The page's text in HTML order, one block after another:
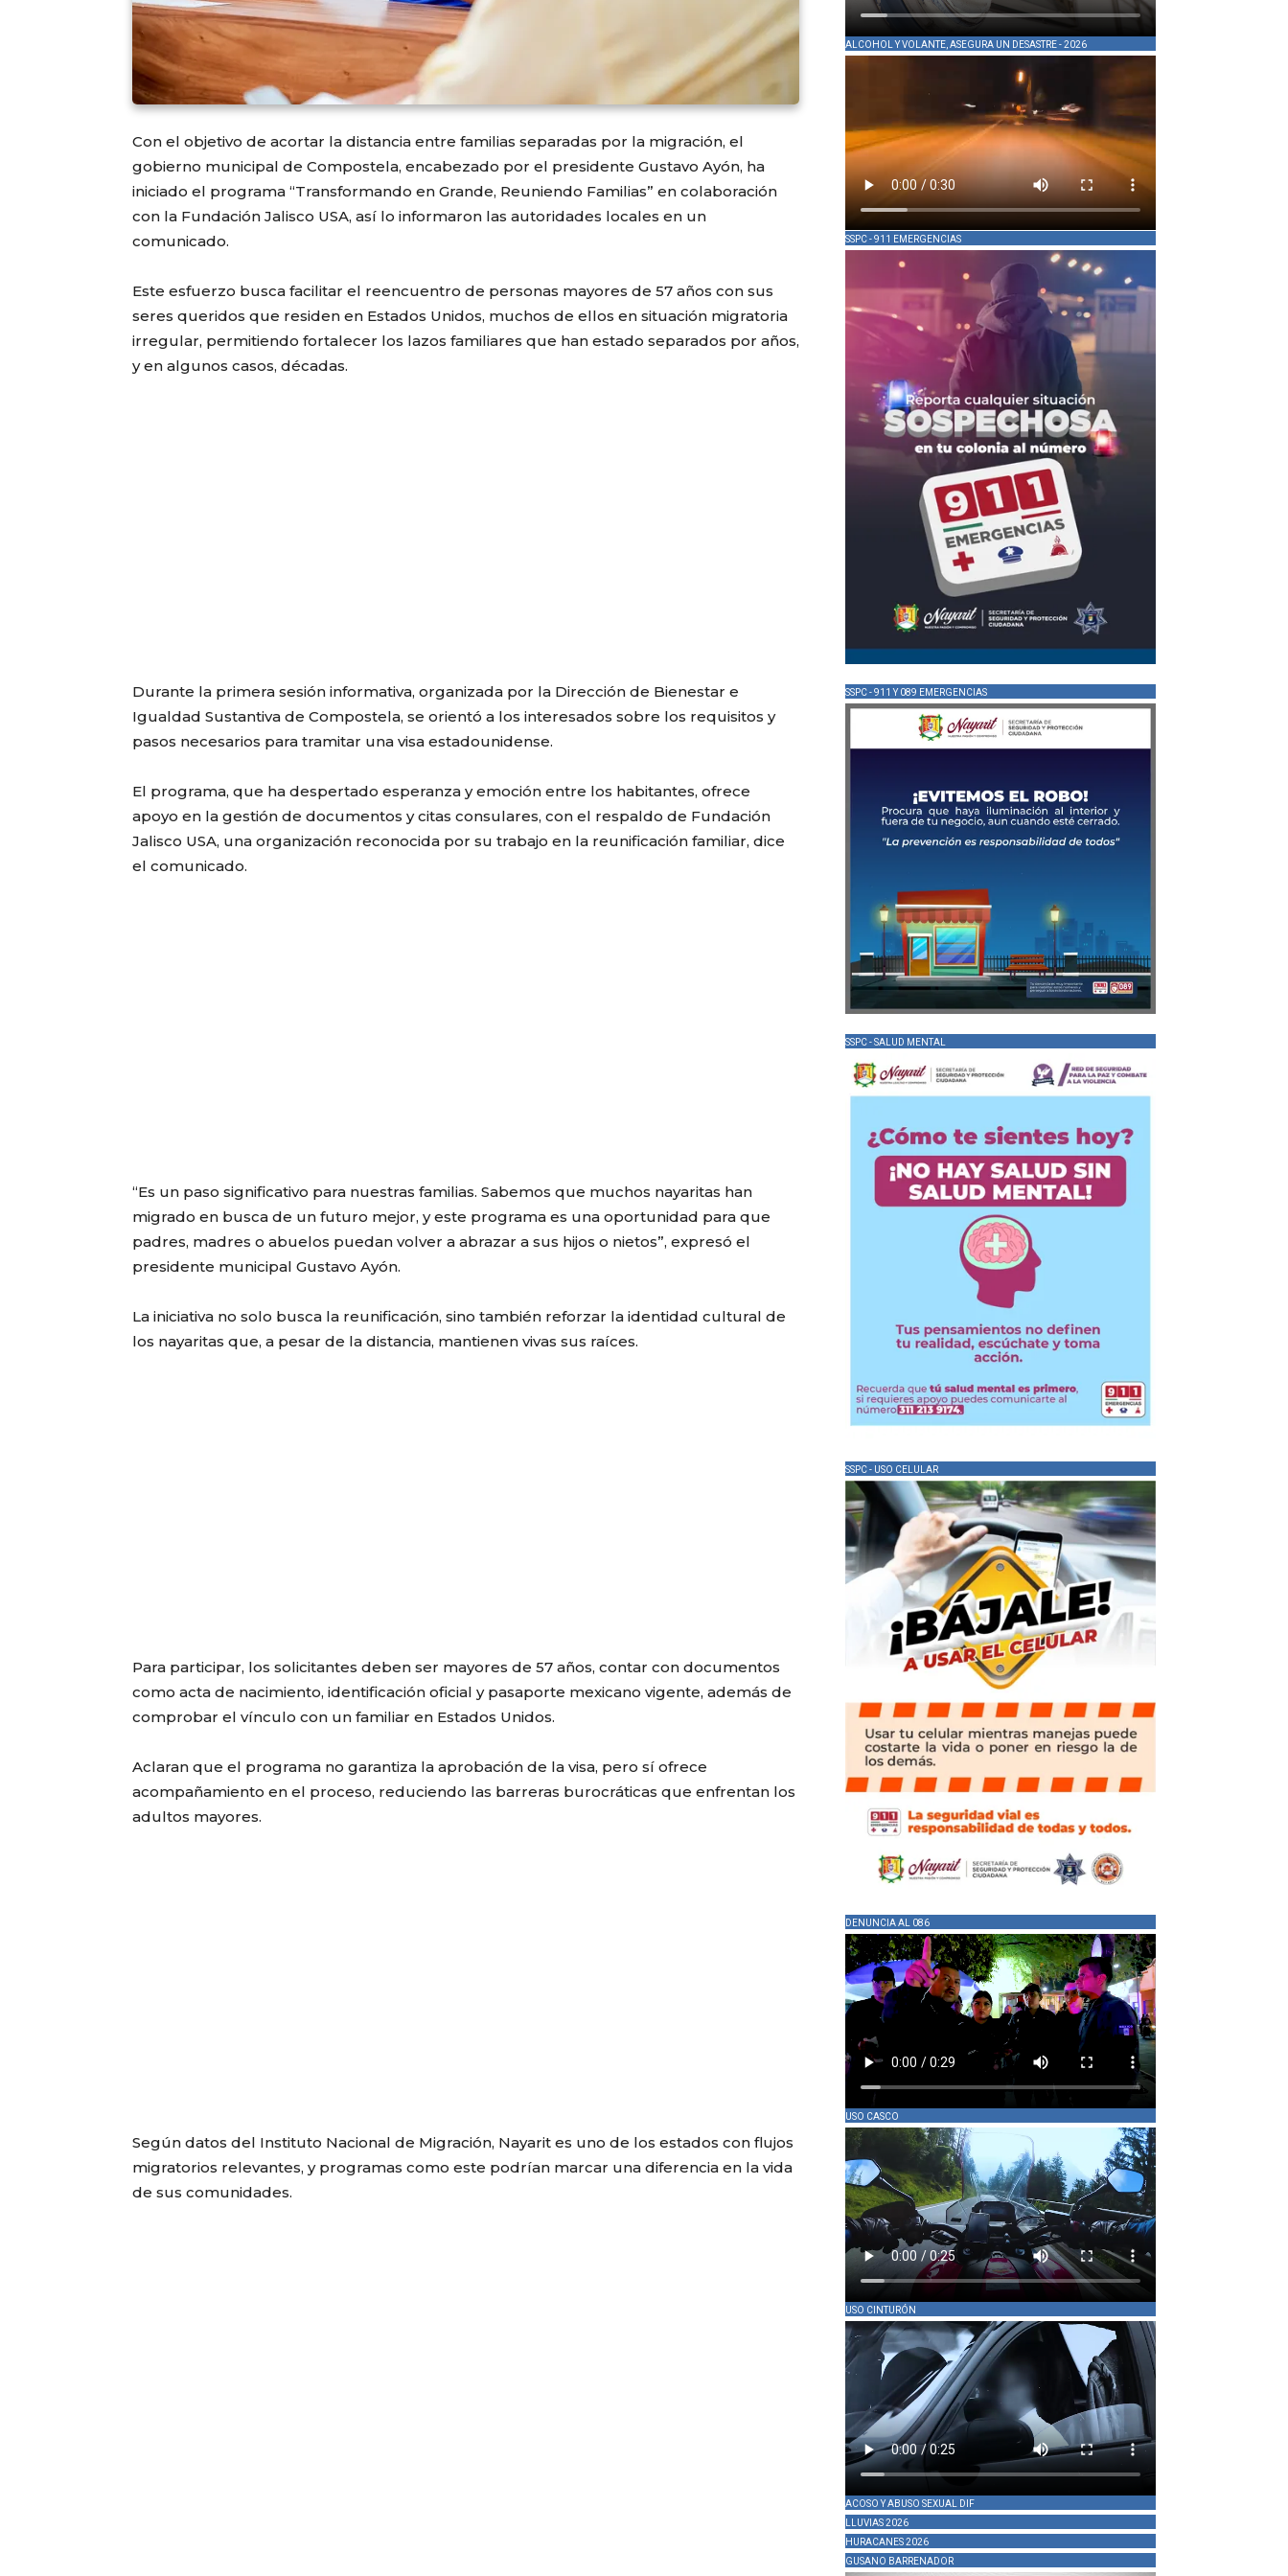
Con el objetivo de acortar la distancia entre familias separadas por la migración, el
gobierno municipal de Compostela, encabezado por el presidente Gustavo Ayón, ha
iniciado el programa “Transformando en Grande, Reuniendo Familias” en colaboración
con la Fundación Jalisco USA, así lo informaron las autoridades locales en un
comunicado.
Este esfuerzo busca facilitar el reencuentro de personas mayores de 57 años con sus
seres queridos que residen en Estados Unidos, muchos de ellos en situación migratoria
irregular, permitiendo fortalecer los lazos familiares que han estado separados por años,
y en algunos casos, décadas.
Durante la primera sesión informativa, organizada por la Dirección de Bienestar e
Igualdad Sustantiva de Compostela, se orientó a los interesados sobre los requisitos y
pasos necesarios para tramitar una visa estadounidense.
El programa, que ha despertado esperanza y emoción entre los habitantes, ofrece
apoyo en la gestión de documentos y citas consulares, con el respaldo de Fundación
Jalisco USA, una organización reconocida por su trabajo en la reunificación familiar, dice
el comunicado.
“Es un paso significativo para nuestras familias. Sabemos que muchos nayaritas han
migrado en busca de un futuro mejor, y este programa es una oportunidad para que
padres, madres o abuelos puedan volver a abrazar a sus hijos o nietos”, expresó el
presidente municipal Gustavo Ayón.
La iniciativa no solo busca la reunificación, sino también reforzar la identidad cultural de
los nayaritas que, a pesar de la distancia, mantienen vivas sus raíces.
Para participar, los solicitantes deben ser mayores de 57 años, contar con documentos
como acta de nacimiento, identificación oficial y pasaporte mexicano vigente, además de
comprobar el vínculo con un familiar en Estados Unidos.
Aclaran que el programa no garantiza la aprobación de la visa, pero sí ofrece
acompañamiento en el proceso, reduciendo las barreras burocráticas que enfrentan los
adultos mayores.
Según datos del Instituto Nacional de Migración, Nayarit es uno de los estados con flujos
migratorios relevantes, y programas como este podrían marcar una diferencia en la vida
de sus comunidades.
ALCOHOL Y VOLANTE, ASEGURA UN DESASTRE - 2026
SSPC - 911 EMERGENCIAS
SSPC - 911 Y 089 EMERGENCIAS
SSPC - SALUD MENTAL
SSPC - USO CELULAR
DENUNCIA AL 086
USO CASCO
USO CINTURÓN
ACOSO Y ABUSO SEXUAL DIF
LLUVIAS 2026
HURACANES 2026
GUSANO BARRENADOR